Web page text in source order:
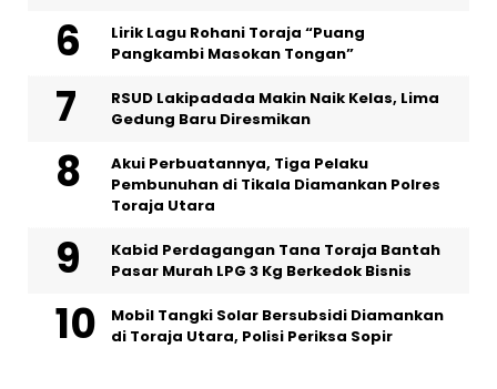
Lirik Lagu Rohani Toraja “Puang
Pangkambi Masokan Tongan”
RSUD Lakipadada Makin Naik Kelas, Lima
Gedung Baru Diresmikan
Akui Perbuatannya, Tiga Pelaku
Pembunuhan di Tikala Diamankan Polres
Toraja Utara
Kabid Perdagangan Tana Toraja Bantah
Pasar Murah LPG 3 Kg Berkedok Bisnis
Mobil Tangki Solar Bersubsidi Diamankan
di Toraja Utara, Polisi Periksa Sopir